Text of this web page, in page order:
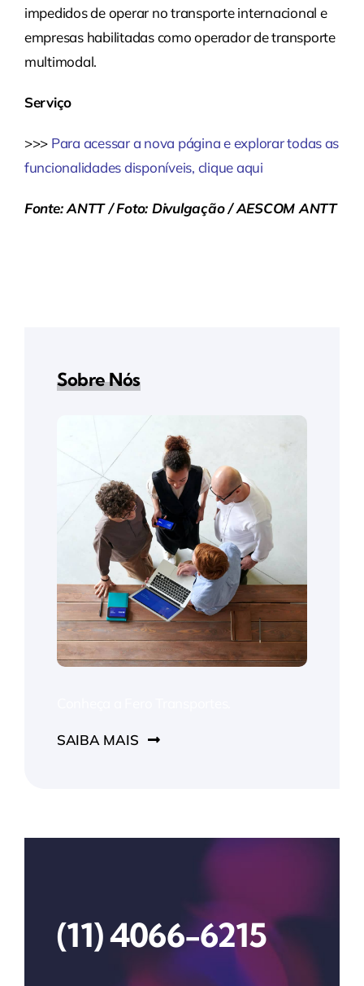
impedidos de operar no transporte internacional e
empresas habilitadas como operador de transporte
multimodal.
Serviço
>>> Para acessar a nova página e explorar todas as
funcionalidades disponíveis, clique aqui
Fonte: ANTT / Foto: Divulgação / AESCOM ANTT
Sobre Nós
SAIBA MAIS
(11) 4066-6215